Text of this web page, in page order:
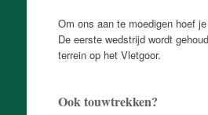
Om ons aan te moedigen hoef
De eerste wedstrijd wordt
terrein op het Vletgoor.
Ook touwtrekken?